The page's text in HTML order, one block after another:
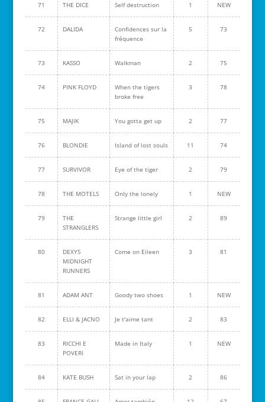
71 THE DICE Self destruction 1 NEW
72 DALIDA
Confidences sur la
fréquence
5 73
73 KASSO Walkman 2 75
74 PINK FLOYD
When the tigers
broke free
3 78
75 MAJIK You gotta get up 2 77
76 BLONDIE Island of lost souls 11 74
77 SURVIVOR Eye of the tiger 2 79
78 THE MOTELS Only the lonely 1 NEW
79
THE
STRANGLERS
Strange little girl 2 89
80
DEXYS
MIDNIGHT
RUNNERS
Come on Eileen 3 81
81 ADAM ANT Goody two shoes 1 NEW
82 ELLI & JACNO Je t'aime tant 2 83
83
RICCHI E
POVERI
Made in Italy 1 NEW
84 KATE BUSH Sat in your lap 2 86